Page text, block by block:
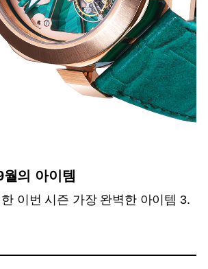
월의 아이템
이번 시즌 가장 완벽한 아이템 3.